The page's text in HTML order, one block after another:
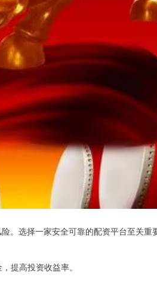
。选择一家安全可靠的配资平台至关重
提高投资收益率。